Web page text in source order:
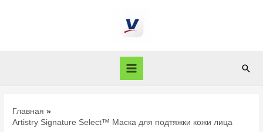
Главная
Artistry Signature Select™ Маска для подтяжки кожи лица